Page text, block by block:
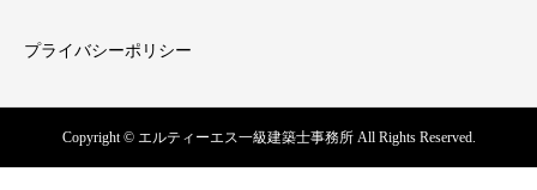
プライバシーポリシー
Copyright © エルティーエス一級建築士事務所 All Rights Reserved.